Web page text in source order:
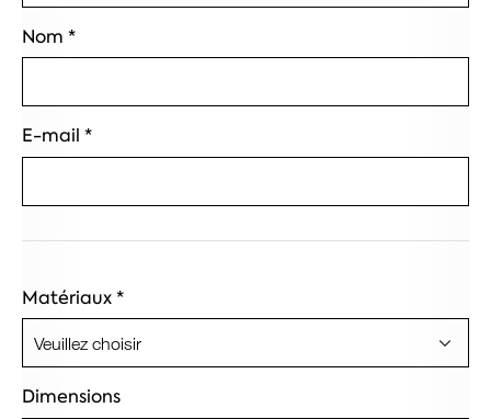
Nom *
E-mail *
Matériaux*
Dimensions